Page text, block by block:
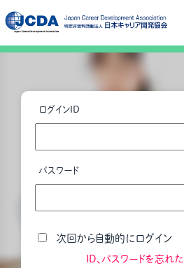
ログインID
パスワード
次回から自動的にログイン
ID、パスワードを忘れ